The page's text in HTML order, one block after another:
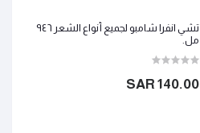
تشي انفرا شامبو لجميع أنواع الشعر ٩٤٦
مل.
140.00 SAR